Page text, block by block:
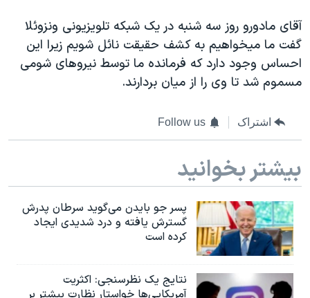
آقای مادورو روز سه شنبه در یک شبکه تلویزیونی ونزوئلا
گفت ما میخواهیم به کشف حقیقت نائل شویم زیرا این
احساس وجود دارد که فرمانده ما توسط نیروهای شومی
مسموم شد تا وی را از میان بردارند.
اشتراک Follow us
بیشتر بخوانید
پسر جو بایدن می‌گوید سرطان پدرش
گسترش یافته و درد شدیدی ایجاد
کرده است
نتایج یک نظرسنجی: اکثریت
آمریکایی‌ها خواستار نظارت بیشتر بر